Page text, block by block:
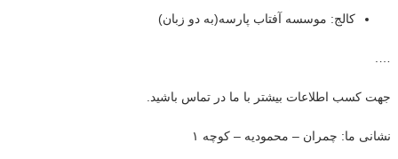
کالج: موسسه آفتاب پارسه(به دو زبان)
جهت کسب اطلاعات بیشتر با ما در تماس باشید.
نشانی ما: چمران – محمودیه – کوچه ۱